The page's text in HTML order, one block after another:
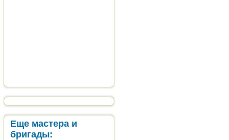
Еще мастера и
бригады: